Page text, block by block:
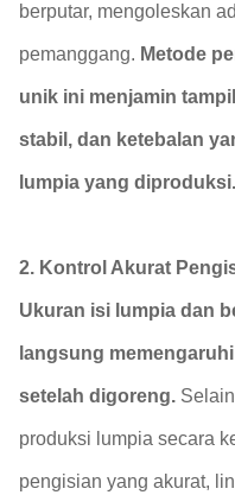
berputar, mengoleskan
pemanggang. Metode
unik ini menjamin
stabil, dan ketebalan
lumpia yang diproduksi.
2. Kontrol Akurat
Ukuran isi lumpia dan
langsung
setelah digoreng.
produksi lumpia secara
pengisian yang akurat,